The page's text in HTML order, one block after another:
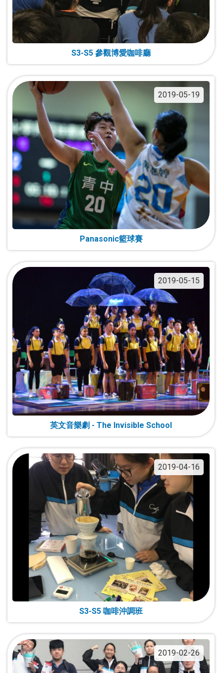
S3-S5 參觀博愛咖啡廳
2019-05-19
Panasonic籃球賽
2019-05-15
英文音樂劇 - The Invisible School
2019-04-16
S3-S5 咖啡沖調班
2019-02-26